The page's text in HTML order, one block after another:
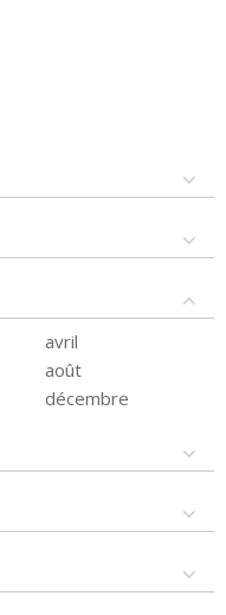
avril
août
décembre